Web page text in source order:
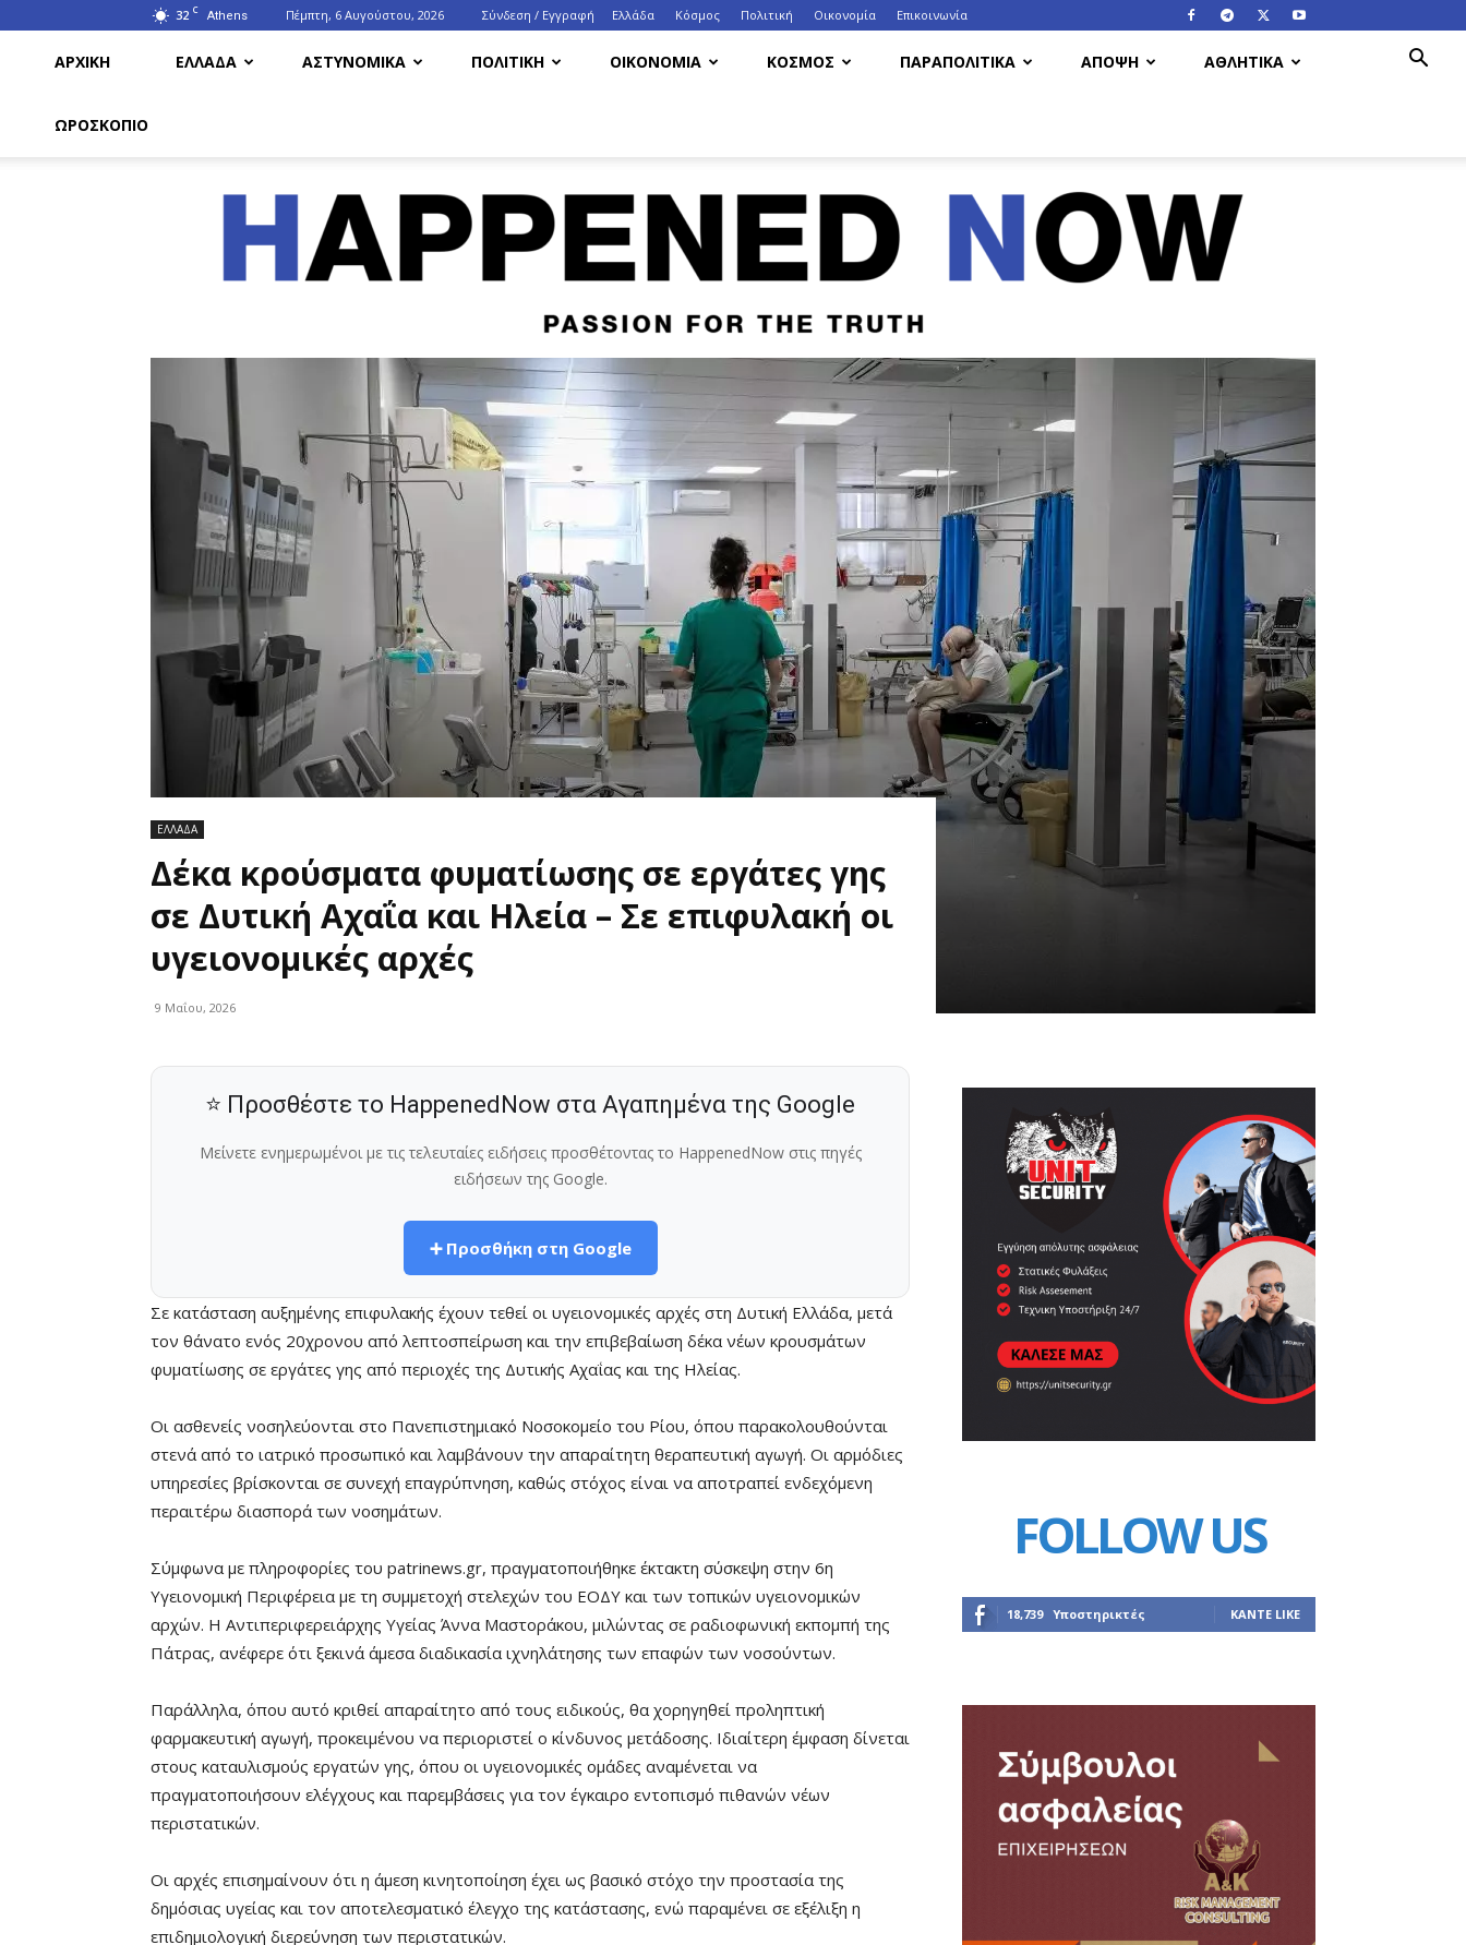
32 C Athens Πέμπτη, 6 Αυγούστου, 2026 Σύνδεση / Εγγραφή Ελλάδα Κόσμος Πολιτική Οικονομία Eπικοινωνία
ΑΡΧΙΚΗ ΕΛΛΑΔΑ ΑΣΤΥΝΟΜΙΚΑ ΠΟΛΙΤΙΚΗ ΟΙΚΟΝΟΜΙΑ ΚΟΣΜΟΣ ΠΑΡΑΠΟΛΙΤΙΚΑ ΑΠΟΨΗ ΑΘΛΗΤΙΚΑ
ΩΡΟΣΚΟΠΙΟ
HappenedNow.gr
ΕΛΛΑΔΑ
Δέκα κρούσματα φυματίωσης σε εργάτες γης
σε Δυτική Αχαΐα και Ηλεία – Σε επιφυλακή οι
υγειονομικές αρχές
9 Μαΐου, 2026
⭐ Προσθέστε το HappenedNow στα Αγαπημένα της Google
Μείνετε ενημερωμένοι με τις τελευταίες ειδήσεις προσθέτοντας το HappenedNow στις πηγές
ειδήσεων της Google.
➕ Προσθήκη στη Google
Σε κατάσταση αυξημένης επιφυλακής έχουν τεθεί οι υγειονομικές αρχές στη Δυτική Ελλάδα, μετά
τον θάνατο ενός 20χρονου από λεπτοσπείρωση και την επιβεβαίωση δέκα νέων κρουσμάτων
φυματίωσης σε εργάτες γης από περιοχές της Δυτικής Αχαΐας και της Ηλείας.
Οι ασθενείς νοσηλεύονται στο Πανεπιστημιακό Νοσοκομείο του Ρίου, όπου παρακολουθούνται
στενά από το ιατρικό προσωπικό και λαμβάνουν την απαραίτητη θεραπευτική αγωγή. Οι αρμόδιες
υπηρεσίες βρίσκονται σε συνεχή επαγρύπνηση, καθώς στόχος είναι να αποτραπεί ενδεχόμενη
περαιτέρω διασπορά των νοσημάτων.
Σύμφωνα με πληροφορίες του patrinews.gr, πραγματοποιήθηκε έκτακτη σύσκεψη στην 6η
Υγειονομική Περιφέρεια με τη συμμετοχή στελεχών του ΕΟΔΥ και των τοπικών υγειονομικών
αρχών. Η Αντιπεριφερειάρχης Υγείας Άννα Μαστοράκου, μιλώντας σε ραδιοφωνική εκπομπή της
Πάτρας, ανέφερε ότι ξεκινά άμεσα διαδικασία ιχνηλάτησης των επαφών των νοσούντων.
Παράλληλα, όπου αυτό κριθεί απαραίτητο από τους ειδικούς, θα χορηγηθεί προληπτική
φαρμακευτική αγωγή, προκειμένου να περιοριστεί ο κίνδυνος μετάδοσης. Ιδιαίτερη έμφαση δίνεται
στους καταυλισμούς εργατών γης, όπου οι υγειονομικές ομάδες αναμένεται να
πραγματοποιήσουν ελέγχους και παρεμβάσεις για τον έγκαιρο εντοπισμό πιθανών νέων
περιστατικών.
Οι αρχές επισημαίνουν ότι η άμεση κινητοποίηση έχει ως βασικό στόχο την προστασία της
δημόσιας υγείας και τον αποτελεσματικό έλεγχο της κατάστασης, ενώ παραμένει σε εξέλιξη η
επιδημιολογική διερεύνηση των περιστατικών.
FOLLOW US
18,739 Υποστηρικτές ΚΆΝΤΕ LIKE